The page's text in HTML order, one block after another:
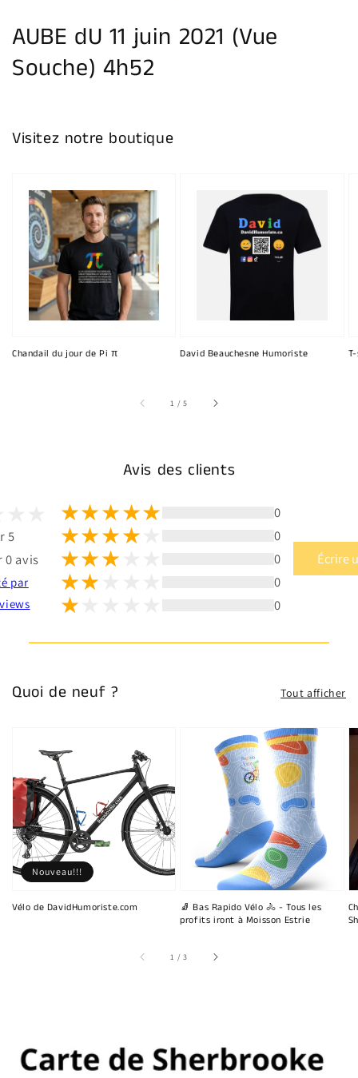
AUBE dU 11 juin 2021 (Vue
Souche) 4h52
Visitez notre boutique
Chandail du jour de Pi π David Beauchesne Humoriste
1 /sur
5
Avis des clients
5
0 avis
par
0
0
0
0
0
Écrire
Quoi de neuf ? Tout afficher
Vélo de DavidHumoriste.com
Nouveau!!!
🧦 Bas Rapido Vélo 🚴 - Tous les
profits iront à Moisson Estrie
1 /sur
3